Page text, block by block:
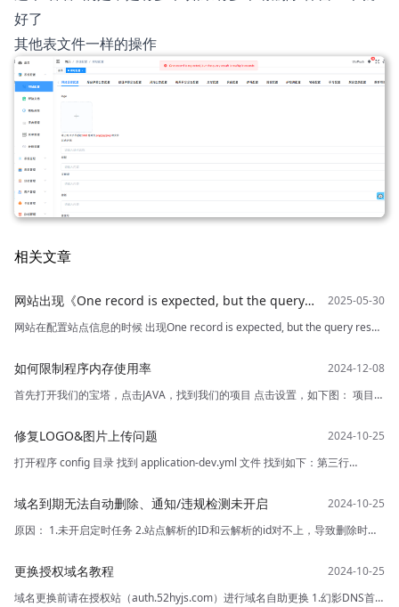
好了
其他表文件一样的操作
相关文章
网站出现《One record is expected, but the query
result is multiple records》
网站在配置站点信息的时候 出现One record is expected, but the query result
如何限制程序内存使用率
首先打开我们的宝塔，点击JAVA，找到我们的项目 点击设置，如下图： 项目命
修复LOGO&图片上传问题
打开程序 config 目录 找到 application-dev.yml 文件 找到如下：第三行
域名到期无法自动删除、通知/违规检测未开启
原因： 1.未开启定时任务 2.站点解析的ID和云解析的id对不上，导致删除时显
的即可完成 教程地址：
更换授权域名教程
域名更换前请在授权站（auth.52hyjs.com）进行域名自助更换 1.幻影DNS首